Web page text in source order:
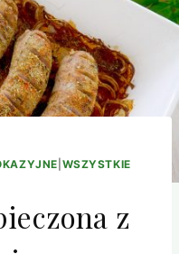
WSZYSTKIE
z